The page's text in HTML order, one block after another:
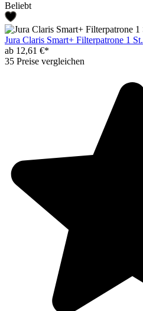
Beliebt
Jura Claris Smart+ Filterpatrone 1 St.
ab 12,61 €*
35 Preise vergleichen